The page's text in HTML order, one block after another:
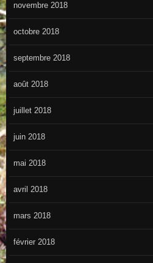
novembre 2018
octobre 2018
septembre 2018
août 2018
juillet 2018
juin 2018
mai 2018
avril 2018
mars 2018
février 2018